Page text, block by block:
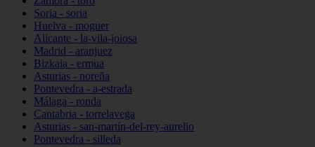
Soria - soria
Huelva - moguer
Alicante - la-vila-joiosa
Madrid - aranjuez
Bizkaia - ermua
Asturias - noreña
Pontevedra - a-estrada
Málaga - ronda
Cantabria - torrelavega
Asturias - san-martín-del-rey-aurelio
Pontevedra - silleda